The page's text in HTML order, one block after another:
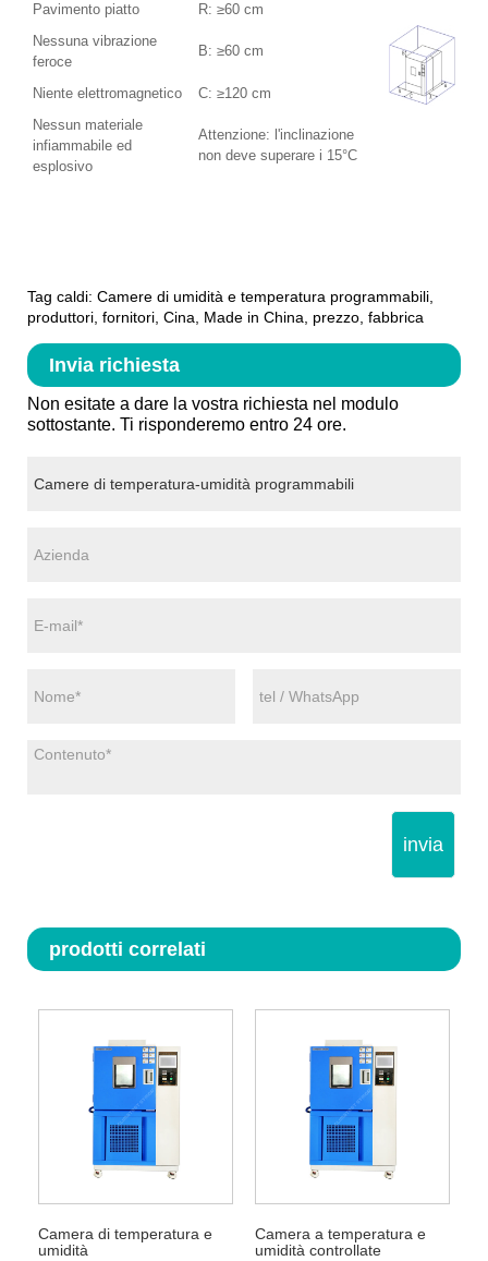
Pavimento piatto
R: ≥60 cm
Nessuna vibrazione
feroce
B: ≥60 cm
Niente elettromagnetico
C: ≥120 cm
Nessun materiale
infiammabile ed
esplosivo
Attenzione: l'inclinazione
non deve superare i 15°C
Tag caldi: Camere di umidità e temperatura programmabili,
produttori, fornitori, Cina, Made in China, prezzo, fabbrica
Invia richiesta
Non esitate a dare la vostra richiesta nel modulo
sottostante. Ti risponderemo entro 24 ore.
invia
prodotti correlati
Camera di temperatura e
umidità
Camera a temperatura e
umidità controllate